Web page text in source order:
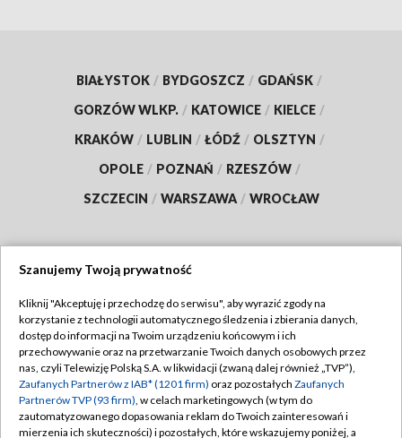
BIAŁYSTOK / BYDGOSZCZ / GDAŃSK /
GORZÓW WLKP. / KATOWICE / KIELCE /
KRAKÓW / LUBLIN / ŁÓDŹ / OLSZTYN /
OPOLE / POZNAŃ / RZESZÓW /
SZCZECIN / WARSZAWA / WROCŁAW
TVP
Abonament TVP
Emisja w TVP
Centrum informacji TVP
Regulamin TVP
Polityka prywatności
Moje zgody
Szanujemy Twoją prywatność
Kliknij "Akceptuję i przechodzę do serwisu", aby wyrazić zgody na
korzystanie z technologii automatycznego śledzenia i zbierania danych,
dostęp do informacji na Twoim urządzeniu końcowym i ich
przechowywanie oraz na przetwarzanie Twoich danych osobowych przez
nas, czyli Telewizję Polską S.A. w likwidacji (zwaną dalej również „TVP”),
Zaufanych Partnerów z IAB* (1201 firm) oraz pozostałych Zaufanych
Partnerów TVP (93 firm), w celach marketingowych (w tym do
zautomatyzowanego dopasowania reklam do Twoich zainteresowań i
mierzenia ich skuteczności) i pozostałych, które wskazujemy poniżej, a